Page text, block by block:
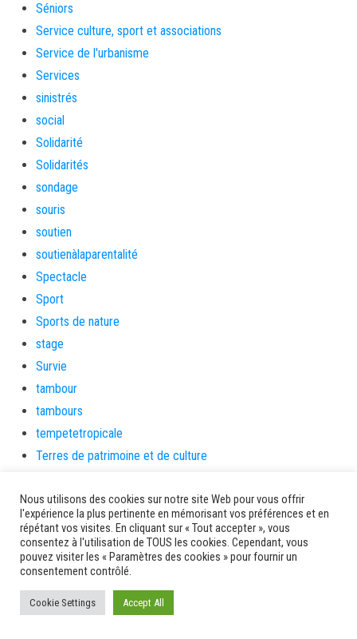
Séniors
Service culture, sport et associations
Service de l'urbanisme
Services
sinistrés
social
Solidarité
Solidarités
sondage
souris
soutien
soutienàlaparentalité
Spectacle
Sport
Sports de nature
stage
Survie
tambour
tambours
tempetetropicale
Terres de patrimoine et de culture
théâtre
Tourisme
toussaint
tradition
Transition Energétique
Transport et routes
Nous utilisons des cookies sur notre site Web pour vous offrir
l'expérience la plus pertinente en mémorisant vos préférences et en
répétant vos visites. En cliquant sur « Tout accepter », vous
consentez à l'utilisation de TOUS les cookies. Cependant, vous
pouvez visiter les « Paramètres des cookies » pour fournir un
consentement contrôlé.
Cookie Settings Accept All